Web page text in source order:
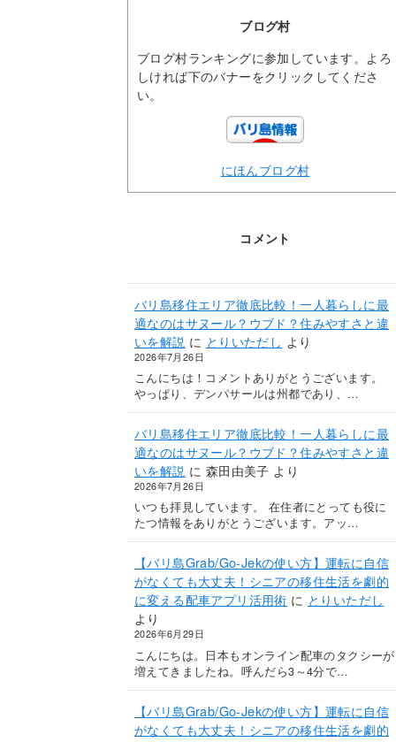
ブログ村
ブログ村ランキングに参加しています。よろ
しければ下のバナーをクリックしてくださ
い。
にほんブログ村
コメント
バリ島移住エリア徹底比較！一人暮らしに最
適なのはサヌール？ウブド？住みやすさと違
いを解説 に とりいただし より
2026年7月26日
こんにちは！コメントありがとうございます。
やっぱり、デンパサールは州都であり、…
バリ島移住エリア徹底比較！一人暮らしに最
適なのはサヌール？ウブド？住みやすさと違
いを解説 に 森田由美子 より
2026年7月26日
いつも拝見しています。 在住者にとっても役に
たつ情報をありがとうございます。アッ…
【バリ島Grab/Go-Jekの使い方】運転に自信
がなくても大丈夫！シニアの移住生活を劇的
に変える配車アプリ活用術 に とりいただし
より
2026年6月29日
こんにちは。日本もオンライン配車のタクシーが
増えてきましたね。呼んだら3～4分で…
【バリ島Grab/Go-Jekの使い方】運転に自信
がなくても大丈夫！シニアの移住生活を劇的